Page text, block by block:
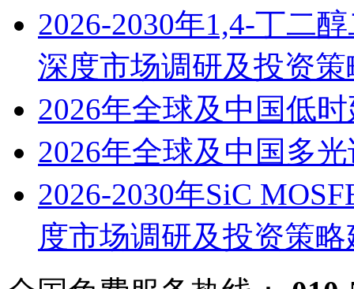
2026-2030年1,4-丁二
深度市场调研及投资
2026年全球及中国低
2026年全球及中国多
2026-2030年SiC
度市场调研及投资策